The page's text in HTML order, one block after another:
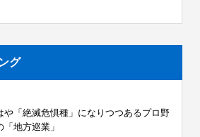
グ
や「絶滅危惧種」になりつつあるプロ野
「地方巡業」